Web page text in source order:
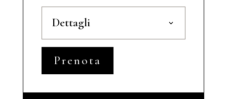
Dettagli
Prenota